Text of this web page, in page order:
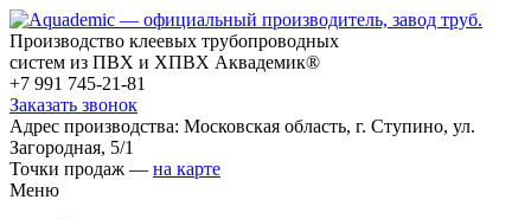
Производство клеевых трубопроводных
систем из ПВХ и ХПВХ Аквадемик®
+7 991 745-21-81
Заказать звонок
Адрес производства: Московская область, г. Ступино, ул.
Загородная, 5/1
Точки продаж — на карте
Меню